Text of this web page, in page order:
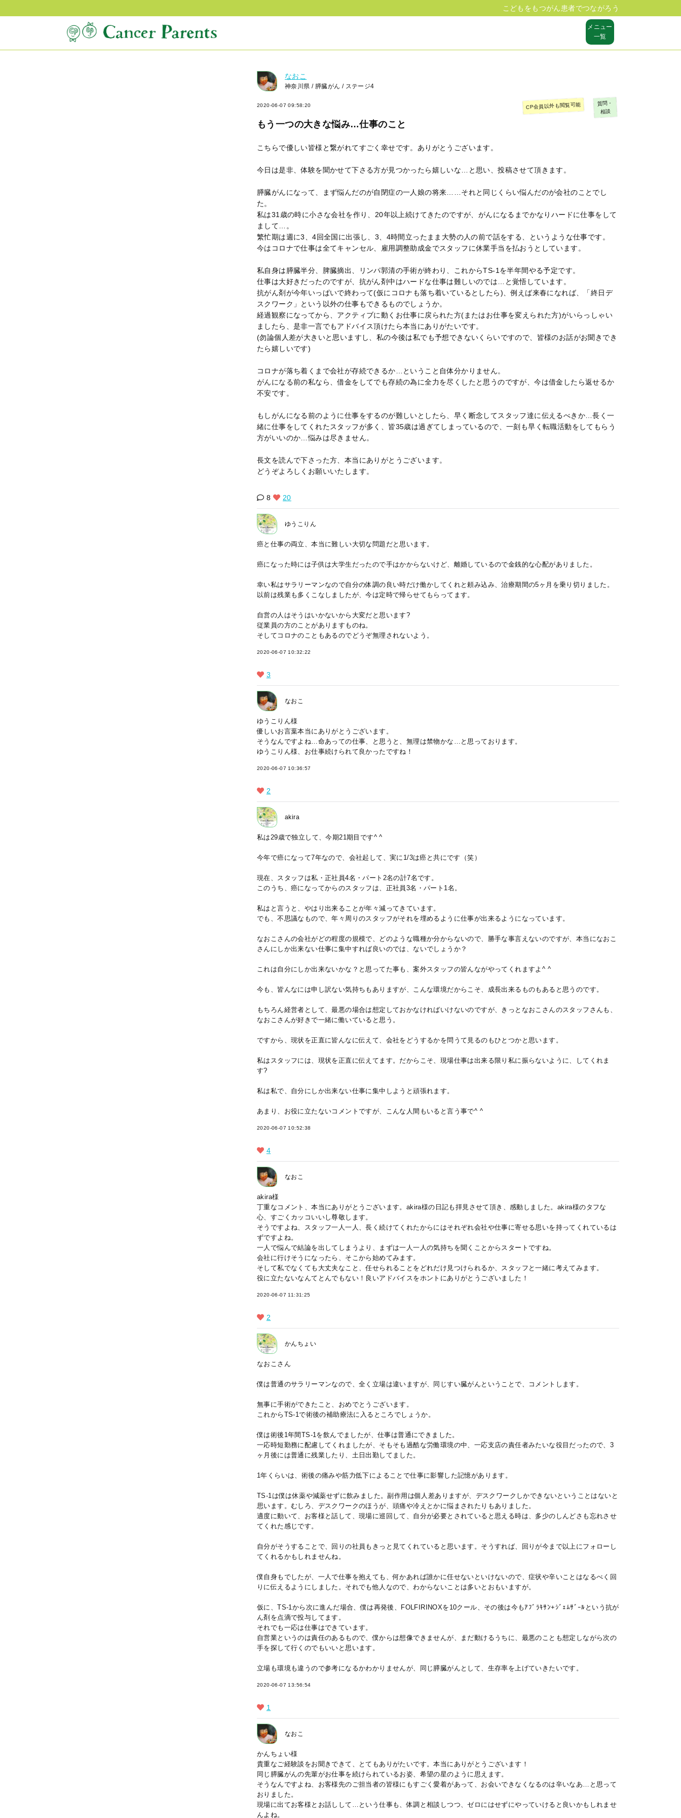
こどもをもつがん患者でつながろう
メニュー
一覧
なおこ
神奈川県 / 膵臓がん / ステージ4
2020-06-07 09:58:20
もう一つの大きな悩み…仕事のこと
CP会員以外も閲覧可能 質問・
相談
こちらで優しい皆様と繋がれてすごく幸せです。ありがとうございます。
今日は是非、体験を聞かせて下さる方が見つかったら嬉しいな…と思い、投稿させて頂きます。
膵臓がんになって、まず悩んだのが自閉症の一人娘の将来……それと同じくらい悩んだのが会社のことでし
た。
私は31歳の時に小さな会社を作り、20年以上続けてきたのですが、がんになるまでかなりハードに仕事をして
まして…。
繁忙期は週に3、4回全国に出張し、3、4時間立ったまま大勢の人の前で話をする、というような仕事です。
今はコロナで仕事は全てキャンセル、雇用調整助成金でスタッフに休業手当を払おうとしています。
私自身は膵臓半分、脾臓摘出、リンパ郭清の手術が終わり、これからTS-1を半年間やる予定です。
仕事は大好きだったのですが、抗がん剤中はハードな仕事は難しいのでは…と覚悟しています。
抗がん剤が今年いっぱいで終わって(仮にコロナも落ち着いているとしたら)、例えば来春になれば、「終日デ
スクワーク」という以外の仕事もできるものでしょうか。
経過観察になってから、アクティブに動くお仕事に戻られた方(またはお仕事を変えられた方)がいらっしゃい
ましたら、是非一言でもアドバイス頂けたら本当にありがたいです。
(勿論個人差が大きいと思いますし、私の今後は私でも予想できないくらいですので、皆様のお話がお聞きでき
たら嬉しいです)
コロナが落ち着くまで会社が存続できるか…ということ自体分かりません。
がんになる前の私なら、借金をしてでも存続の為に全力を尽くしたと思うのですが、今は借金したら返せるか
不安です。
もしがんになる前のように仕事をするのが難しいとしたら、早く断念してスタッフ達に伝えるべきか…長く一
緒に仕事をしてくれたスタッフが多く、皆35歳は過ぎてしまっているので、一刻も早く転職活動をしてもらう
方がいいのか…悩みは尽きません。
長文を読んで下さった方、本当にありがとうございます。
どうぞよろしくお願いいたします。
8 20
ゆうこりん
癌と仕事の両立、本当に難しい大切な問題だと思います。
癌になった時には子供は大学生だったので手はかからないけど、離婚しているので金銭的な心配がありました。
幸い私はサラリーマンなので自分の体調の良い時だけ働かしてくれと頼み込み、治療期間の5ヶ月を乗り切りました。
以前は残業も多くこなしましたが、今は定時で帰らせてもらってます。
自営の人はそうはいかないから大変だと思います?
従業員の方のことがありますものね。
そしてコロナのこともあるのでどうぞ無理されないよう。
2020-06-07 10:32:22
3
なおこ
ゆうこりん様
優しいお言葉本当にありがとうございます。
そうなんですよね…命あっての仕事、と思うと、無理は禁物かな…と思っております。
ゆうこりん様、お仕事続けられて良かったですね！
2020-06-07 10:36:57
2
akira
私は29歳で独立して、今期21期目です^ ^
今年で癌になって7年なので、会社起して、実に1/3は癌と共にです（笑）
現在、スタッフは私・正社員4名・パート2名の計7名です。
このうち、癌になってからのスタッフは、正社員3名・パート1名。
私はと言うと、やはり出来ることが年々減ってきています。
でも、不思議なもので、年々周りのスタッフがそれを埋めるように仕事が出来るようになっています。
なおこさんの会社がどの程度の規模で、どのような職種か分からないので、勝手な事言えないのですが、本当になおこ
さんにしか出来ない仕事に集中すれば良いのでは、ないでしょうか？
これは自分にしか出来ないかな？と思ってた事も、案外スタッフの皆んながやってくれますよ^ ^
今も、皆んなには申し訳ない気持ちもありますが、こんな環境だからこそ、成長出来るものもあると思うのです。
もちろん経営者として、最悪の場合は想定しておかなければいけないのですが、きっとなおこさんのスタッフさんも、
なおこさんが好きで一緒に働いていると思う。
ですから、現状を正直に皆んなに伝えて、会社をどうするかを問うて見るのもひとつかと思います。
私はスタッフには、現状を正直に伝えてます。だからこそ、現場仕事は出来る限り私に振らないように、してくれま
す?
私は私で、自分にしか出来ない仕事に集中しようと頑張れます。
あまり、お役に立たないコメントですが、こんな人間もいると言う事で^ ^
2020-06-07 10:52:38
4
なおこ
akira様
丁重なコメント、本当にありがとうございます。akira様の日記も拝見させて頂き、感動しました。akira様のタフな
心、すごくカッコいいし尊敬します。
そうですよね、スタッフ一人一人、長く続けてくれたからにはそれぞれ会社や仕事に寄せる思いを持ってくれているは
ずですよね。
一人で悩んで結論を出してしまうより、まずは一人一人の気持ちを聞くことからスタートですね。
会社に行けそうになったら、そこから始めてみます。
そして私でなくても大丈夫なこと、任せられることをどれだけ見つけられるか、スタッフと一緒に考えてみます。
役に立たないなんてとんでもない！良いアドバイスをホントにありがとうございました！
2020-06-07 11:31:25
2
かんちょい
なおこさん
僕は普通のサラリーマンなので、全く立場は違いますが、同じすい臓がんということで、コメントします。
無事に手術ができたこと、おめでとうございます。
これからTS-1で術後の補助療法に入るところでしょうか。
僕は術後1年間TS-1を飲んでましたが、仕事は普通にできました。
一応時短勤務に配慮してくれましたが、そもそも過酷な労働環境の中、一応支店の責任者みたいな役目だったので、3
ヶ月後には普通に残業したり、土日出勤してました。
1年くらいは、術後の痛みや筋力低下によることで仕事に影響した記憶があります。
TS-1は僕は休薬や減薬せずに飲みました。副作用は個人差ありますが、デスクワークしかできないということはないと
思います。むしろ、デスクワークのほうが、頭痛や冷えとかに悩まされたりもありました。
適度に動いて、お客様と話して、現場に巡回して、自分が必要とされていると思える時は、多少のしんどさも忘れさせ
てくれた感じです。
自分がそうすることで、回りの社員もきっと見てくれていると思います。そうすれば、回りが今まで以上にフォローし
てくれるかもしれませんね。
僕自身もでしたが、一人で仕事を抱えても、何かあれば誰かに任せないといけないので、症状や辛いことはなるべく回
りに伝えるようにしました。それでも他人なので、わからないことは多いとおもいますが。
仮に、TS-1から次に進んだ場合、僕は再発後、FOLFIRINOXを10クール、その後は今もｱﾌﾞﾗｷｻﾝ+ｼﾞｪﾑｻﾞｰﾙという抗が
ん剤を点滴で投与してます。
それでも一応は仕事はできています。
自営業というのは責任のあるもので、僕からは想像できませんが、まだ動けるうちに、最悪のことも想定しながら次の
手を探して行くのでもいいと思います。
立場も環境も違うので参考になるかわかりませんが、同じ膵臓がんとして、生存率を上げていきたいです。
2020-06-07 13:56:54
1
なおこ
かんちょい様
貴重なご経験談をお聞きできて、とてもありがたいです。本当にありがとうございます！
同じ膵臓がんの先輩がお仕事を続けられているお姿、希望の星のように思えます。
そうなんですよね、お客様先のご担当者の皆様にもすごく愛着があって、お会いできなくなるのは辛いなあ…と思って
おりました。
現場に出てお客様とお話しして…という仕事も、体調と相談しつつ、ゼロにはせずにやっていけると良いかもしれませ
んよね。